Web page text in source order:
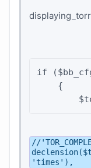
if
    {
//
'times'),